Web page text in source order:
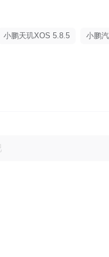
小鹏天玑XOS 5.8.5 小鹏